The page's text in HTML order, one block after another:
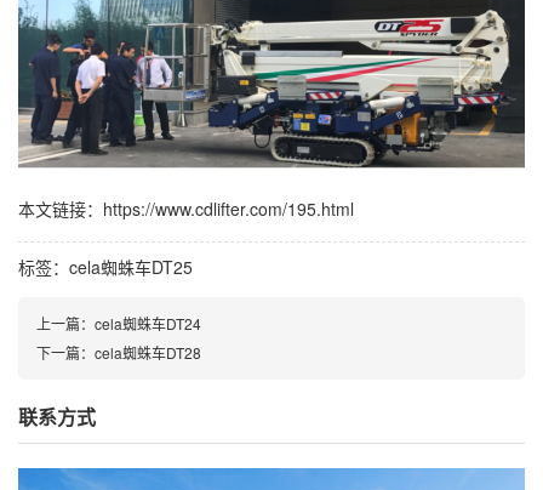
本文链接：https://www.cdlifter.com/195.html
标签： cela蜘蛛车DT25
上一篇： cela蜘蛛车DT24
下一篇： cela蜘蛛车DT28
联系方式